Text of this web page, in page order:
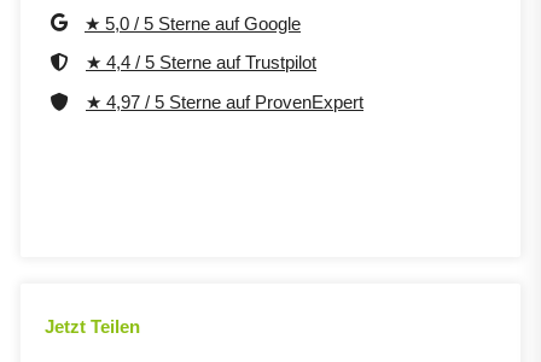
★ 5,0 / 5 Sterne auf Google
★ 4,4 / 5 Sterne auf Trustpilot
★ 4,97 / 5 Sterne auf ProvenExpert
Jetzt Teilen